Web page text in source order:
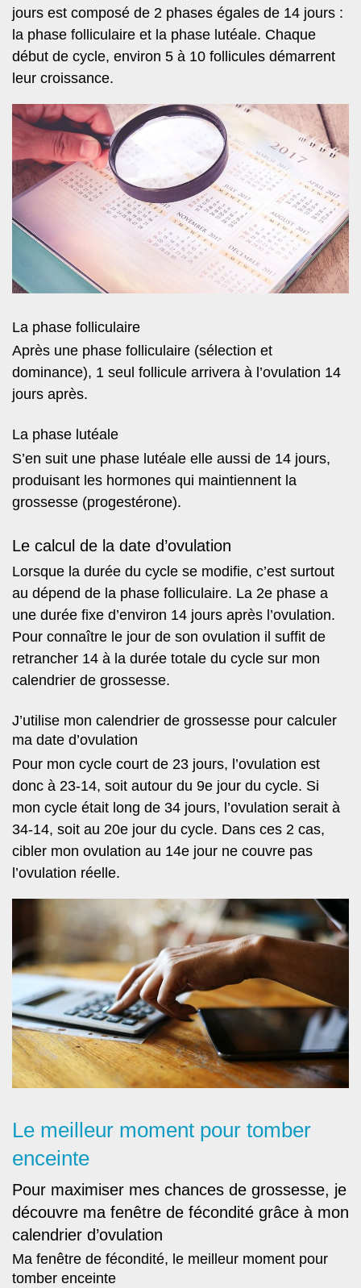
jours est composé de 2 phases égales de 14 jours :
la phase folliculaire et la phase lutéale. Chaque
début de cycle, environ 5 à 10 follicules démarrent
leur croissance.
La phase folliculaire
Après une phase folliculaire (sélection et
dominance), 1 seul follicule arrivera à l’ovulation 14
jours après.
La phase lutéale
S’en suit une phase lutéale elle aussi de 14 jours,
produisant les hormones qui maintiennent la
grossesse (progestérone).
Le calcul de la date d’ovulation
Lorsque la durée du cycle se modifie, c’est surtout
au dépend de la phase folliculaire. La 2e phase a
une durée fixe d’environ 14 jours après l’ovulation.
Pour connaître le jour de son ovulation il suffit de
retrancher 14 à la durée totale du cycle sur mon
calendrier de grossesse.
J’utilise mon calendrier de grossesse pour calculer
ma date d’ovulation
Pour mon cycle court de 23 jours, l’ovulation est
donc à 23-14, soit autour du 9e jour du cycle. Si
mon cycle était long de 34 jours, l’ovulation serait à
34-14, soit au 20e jour du cycle. Dans ces 2 cas,
cibler mon ovulation au 14e jour ne couvre pas
l’ovulation réelle.
Le meilleur moment pour tomber
enceinte
Pour maximiser mes chances de grossesse, je
découvre ma fenêtre de fécondité grâce à mon
calendrier d’ovulation
Ma fenêtre de fécondité, le meilleur moment pour
tomber enceinte